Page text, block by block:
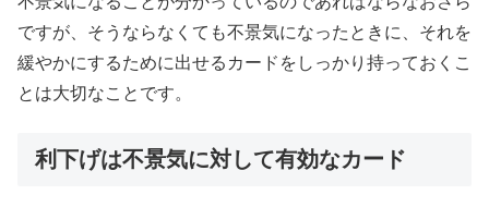
ですが、そうならなくても不景気になったときに、それを
緩やかにするために出せるカードをしっかり持っておくこ
とは大切なことです。
利下げは不景気に対して有効なカード